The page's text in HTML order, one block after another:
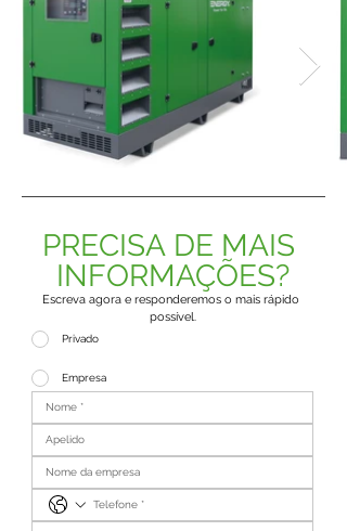
PRECISA DE MAIS
INFORMAÇÕES?
Escreva agora e responderemos o mais rápido
possível.
Privado
Empresa